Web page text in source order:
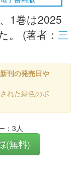
1巻は2025
。 (著者： 三
刊の発売日や
れた緑色のボ
：3人
(無料)